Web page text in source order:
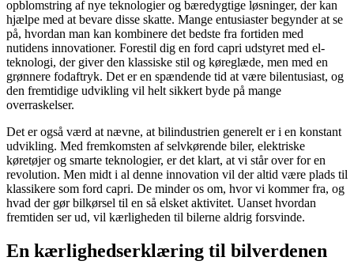
opblomstring af nye teknologier og bæredygtige løsninger, der kan
hjælpe med at bevare disse skatte. Mange entusiaster begynder at se
på, hvordan man kan kombinere det bedste fra fortiden med
nutidens innovationer. Forestil dig en ford capri udstyret med el-
teknologi, der giver den klassiske stil og køreglæde, men med en
grønnere fodaftryk. Det er en spændende tid at være bilentusiast, og
den fremtidige udvikling vil helt sikkert byde på mange
overraskelser.
Det er også værd at nævne, at bilindustrien generelt er i en konstant
udvikling. Med fremkomsten af selvkørende biler, elektriske
køretøjer og smarte teknologier, er det klart, at vi står over for en
revolution. Men midt i al denne innovation vil der altid være plads til
klassikere som ford capri. De minder os om, hvor vi kommer fra, og
hvad der gør bilkørsel til en så elsket aktivitet. Uanset hvordan
fremtiden ser ud, vil kærligheden til bilerne aldrig forsvinde.
En kærlighedserklæring til bilverdenen